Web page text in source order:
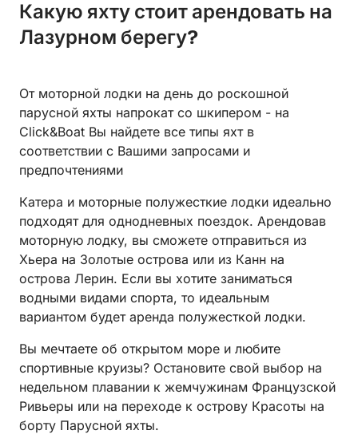
Какую яхту стоит арендовать на
Лазурном берегу?
От моторной лодки на день до роскошной
парусной яхты напрокат со шкипером - на
Click&Boat Вы найдете все типы яхт в
соответствии с Вашими запросами и
предпочтениями
Катера и моторные полужесткие лодки идеально
подходят для однодневных поездок. Арендовав
моторную лодку, вы сможете отправиться из
Хьера на Золотые острова или из Канн на
острова Лерин. Если вы хотите заниматься
водными видами спорта, то идеальным
вариантом будет аренда полужесткой лодки.
Вы мечтаете об открытом море и любите
спортивные круизы? Остановите свой выбор на
недельном плавании к жемчужинам Французской
Ривьеры или на переходе к острову Красоты на
борту Парусной яхты.